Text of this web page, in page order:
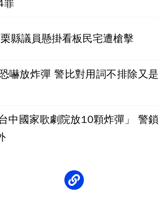
罪
縣議員懸掛看板民宅遭槍擊
嚇放炸彈 警比對用詞不排除又是
中國家歌劇院放10顆炸彈」 警鎖